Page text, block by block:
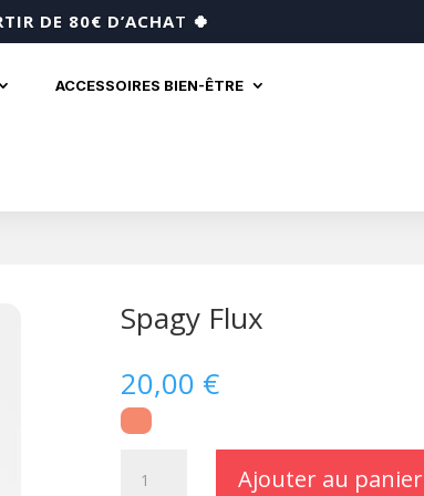
DE 80€ D’ACHAT 🍀
ACCESSOIRES BIEN-ÊTRE
Spagy Flux
20,00 €
Ajouter au panier